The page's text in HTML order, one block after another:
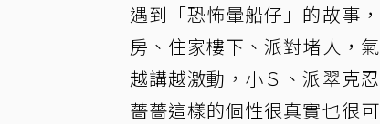
遇到「恐怖暈船仔」的故事
房、住家樓下、派對堵人，
越講越激動，小Ｓ、派翠克
薔薔這樣的個性很真實也很